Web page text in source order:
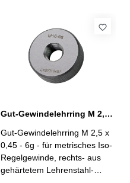
Gut-Gewindelehrring M 2,5 x 0,45 - 6g DIN 13
Gut-Gewindelehrring M 2,5 x
0,45 - 6g - für metrisches Iso-
Regelgewinde, rechts- aus
gehärtetem Lehrenstahl-